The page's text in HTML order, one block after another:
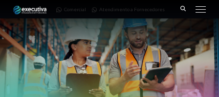
3668-
7782
Pinhais
– PR
Comercial Atendimento a Fornecedores